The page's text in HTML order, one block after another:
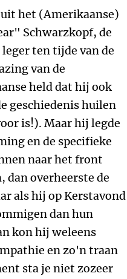
het (Amerikaanse)
Schwarzkopf, de
ten tijde van de
van de
held dat hij ook
geschiedenis huilen
is!). Maar hij legde
en de specifieke
naar het front
dan overheerste de
als hij op Kerstavond
dan hun
kon hij weleens
en zo'n traan
sta je niet zozeer